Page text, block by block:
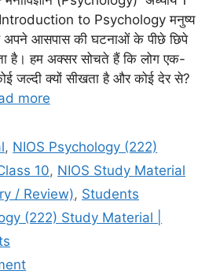
| Introduction to Psychology मनुष्य
अपने आसपास की घटनाओं के पीछे छिपे
है। हम अक्सर सोचते हैं कि लोग एक-
जल्दी क्यों सीखता है और कोई देर से?
more
, NIOS Psychology (222)
10, NIOS Study Material
/ Review), Students
(222) Study Material |